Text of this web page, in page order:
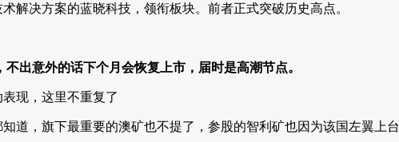
解决方案的蓝晓科技，领衔板块。前者正式突破历史高点。
出意外的话下个月会恢复上市，届时是高潮节点。
现，这里不重复了
知道，旗下最重要的澳矿也不提了，参股的智利矿也因为该国左翼上台